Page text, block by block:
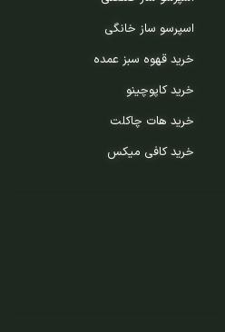
اسپرسو ساز خانگی
خرید قهوه سبز عمده
خرید کاپوچینو
خرید هات چاکلت
خرید کافی میکس